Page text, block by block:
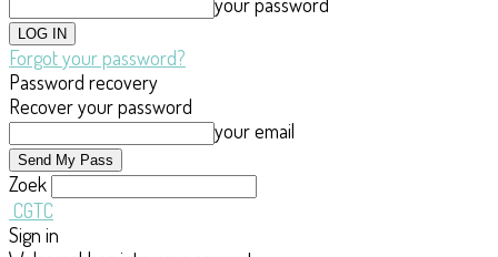
Forgot your password?
Password recovery
Recover your password
your email
Zoek
CGTC
Sign in